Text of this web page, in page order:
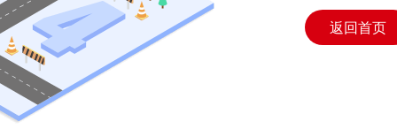
返回首页